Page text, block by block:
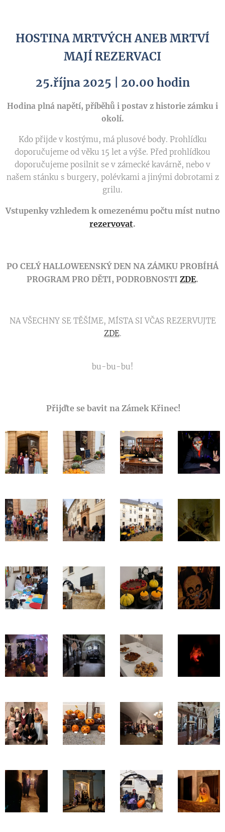
HOSTINA MRTVÝCH ANEB MRTVÍ
MAJÍ REZERVACI
25.října 2025 | 20.00 hodin
Hodina plná napětí, příběhů i postav z historie zámku i
okolí.
Kdo přijde v kostýmu, má plusové body. Prohlídku
doporučujeme od věku 15 let a výše. Před prohlídkou
doporučujeme posilnit se v zámecké kavárně, nebo v
našem stánku s burgery, polévkami a jinými dobrotami z
grilu.
Vstupenky vzhledem k omezenému počtu míst nutno
rezervovat.
PO CELÝ HALLOWEENSKÝ DEN NA ZÁMKU PROBÍHÁ
PROGRAM PRO DĚTI, PODROBNOSTI ZDE.
NA VŠECHNY SE TĚŠÍME, MÍSTA SI VČAS REZERVUJTE
ZDE.
bu-bu-bu!
Přijďte se bavit na Zámek Křinec!